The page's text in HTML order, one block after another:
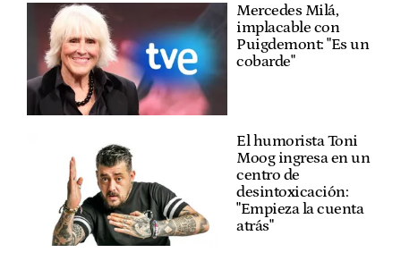
Mercedes Milá,
implacable con
Puigdemont: "Es un
cobarde"
El humorista Toni
Moog ingresa en un
centro de
desintoxicación:
"Empieza la cuenta
atrás"